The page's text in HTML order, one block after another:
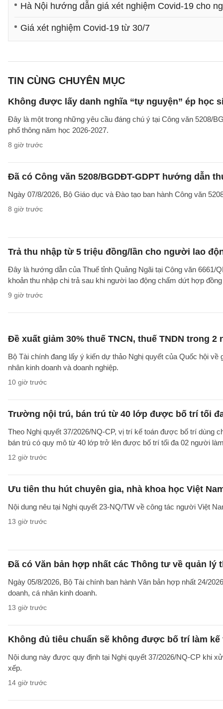
Hà Nội hướng dẫn giá xét nghiệm Covid-19 cho
Giá xét nghiệm Covid-19 từ 30/7
TIN CÙNG CHUYÊN MỤC
Không được lấy danh nghĩa “tự nguyện” ép học
Đây là một trong những yêu cầu đáng chú ý tại Công văn 5208/
phổ thông năm học 2026-2027.
8 giờ trước
Đã có Công văn 5208/BGDĐT-GDPT hướng dẫn
Ngày 07/8/2026, Bộ Giáo dục và Đào tạo ban hành Công văn
8 giờ trước
Trả thu nhập từ 5 triệu đồng/lần cho người lao
Đây là hướng dẫn của Thuế tỉnh Quảng Ngãi tại Công văn
khoản thu nhập chi trả sau khi người lao động chấm dứt hợp
9 giờ trước
Đề xuất giảm 30% thuế TNCN, thuế TNDN trong 2
Bộ Tài chính đang lấy ý kiến dự thảo Nghị quyết của Quốc hội
nhân kinh doanh và doanh nghiệp.
10 giờ trước
Trường nội trú, bán trú từ 40 lớp được bố trí tối
Theo Nghị quyết 37/2026/NQ-CP, vị trí kế toán được bố trí dùng
bán trú có quy mô từ 40 lớp trở lên được bố trí tối đa 02 người
12 giờ trước
Ưu tiên thu hút chuyên gia, nhà khoa học Việt
Nội dung nêu tại Nghị quyết 23-NQ/TW về công tác người Việt
13 giờ trước
Đã có Văn bản hợp nhất các Thông tư về quản lý
Ngày 05/8/2026, Bộ Tài chính ban hành Văn bản hợp nhất 24/
doanh, cá nhân kinh doanh.
13 giờ trước
Không đủ tiêu chuẩn sẽ không được bố trí làm
Nội dung này được quy định tại Nghị quyết 37/2026/NQ-CP khi
xếp.
14 giờ trước